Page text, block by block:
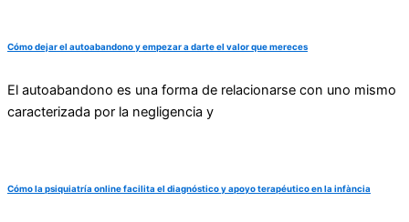
Cómo dejar el autoabandono y empezar a darte el valor que mereces
El autoabandono es una forma de relacionarse con uno mismo
caracterizada por la negligencia y
Cómo la psiquiatría online facilita el diagnóstico y apoyo terapéutico en la infància